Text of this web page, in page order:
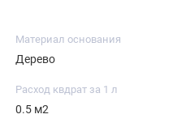
Материал основания
Дерево
Расход квдрат за 1 л
0.5 м2